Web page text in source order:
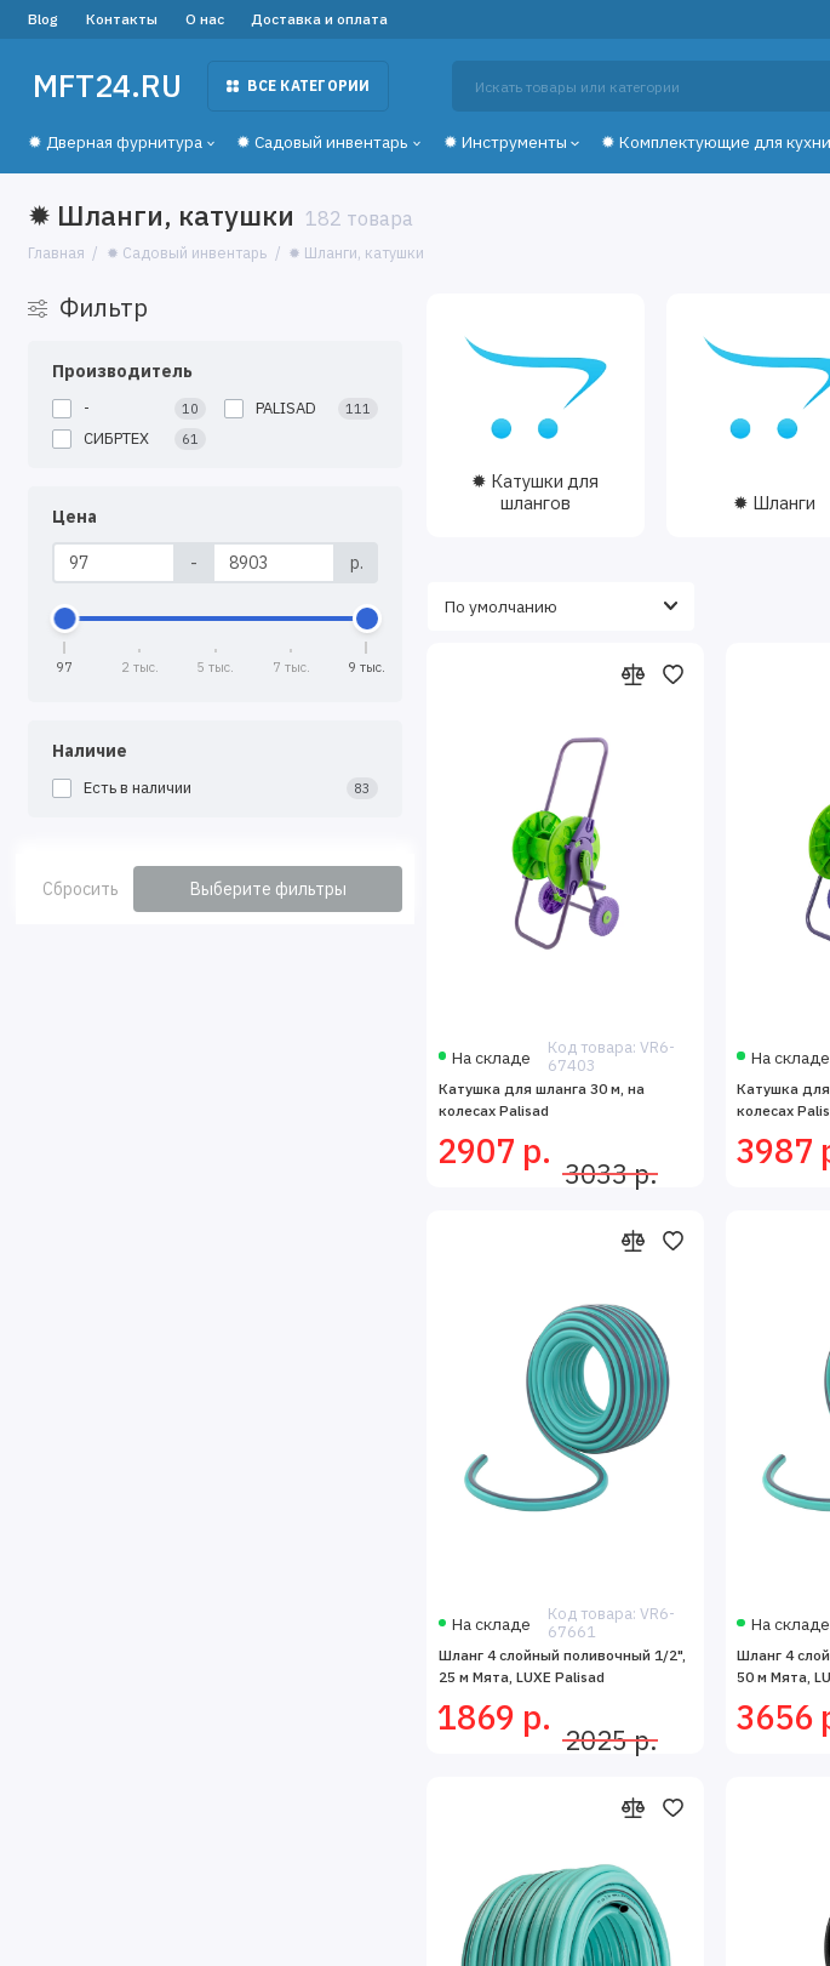
Blog Контакты О нас Доставка и оплата
MFT24.RU ВСЕ КАТЕГОРИИ
✹ Дверная фурнитура ✹ Садовый инвентарь ✹ Инструменты ✹ Комплектующие для кухни
✹ Шланги, катушки 182 товара
Главная ✹ Садовый инвентарь ✹ Шланги, катушки
Фильтр
Производитель
- 10 PALISAD 111
СИБРТЕХ 61
Цена
- р.
97 2 тыс. 5 тыс. 7 тыс. 9 тыс.
Наличие
Есть в наличии 83
Сбросить Выберите фильтры
✹ Катушки для
шлангов
✹ Шланги
На складе
Код товара: VR6-
67403
Катушка для шланга 30 м, на
колесах Palisad
2907 р.
3033 р.
На складе
Катушка
колесах
3987
На складе
Код товара: VR6-
67661
Шланг 4 слойный поливочный 1/2",
25 м Мята, LUXE Palisad
1869 р.
2025 р.
На складе
Шланг 4
50 м Мята,
3656